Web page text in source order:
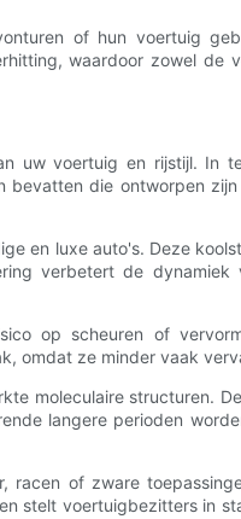
of hun voertuig
waardoor zowel de
uw voertuig en rijstijl. In
bevatten die ontworpen
en luxe auto's. Deze
verbetert de
op scheuren of
omdat ze minder vaak
moleculaire structuren.
langere perioden
racen of zware
stelt voertuigbezitters in